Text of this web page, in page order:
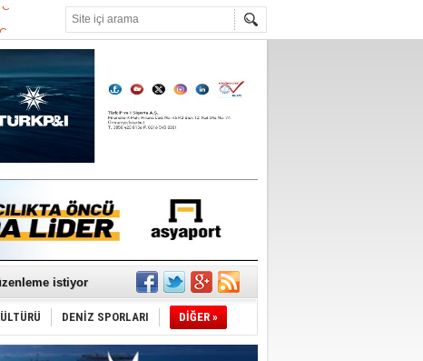
°C
istiyor
DENİZ SPORLARI DİĞER »